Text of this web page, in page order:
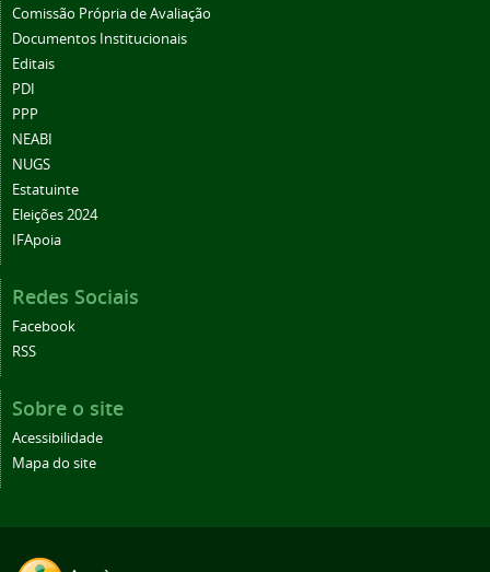
Comissão Própria de Avaliação
Documentos Institucionais
Editais
PDI
PPP
NEABI
NUGS
Estatuinte
Eleições 2024
IFApoia
Redes Sociais
Facebook
RSS
Sobre o site
Acessibilidade
Mapa do site